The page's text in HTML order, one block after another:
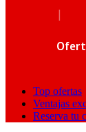
|
Top ofertas
Ventajas
Reserva tu